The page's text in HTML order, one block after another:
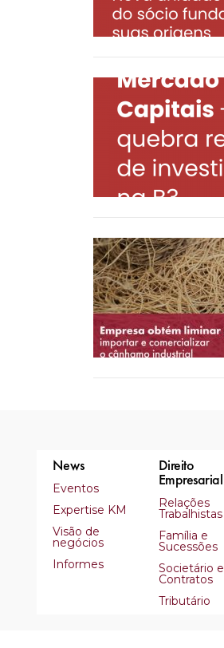
News
Eventos
Expertise KM
Visão de
negócios
Informes
Direito
Empresarial
Relações
Trabalhistas
Família e
Sucessões
Societário e
Contratos
Tributário